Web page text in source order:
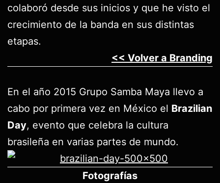
colaboró desde sus inicios y que he visto el
crecimiento de la banda en sus distintas
etapas.
<< Volver a Branding
En el año 2015 Grupo Samba Maya llevo a
cabo por primera vez en México el Brazilian
Day, evento que celebra la cultura
brasileña en varias partes de mundo.
Fotografías